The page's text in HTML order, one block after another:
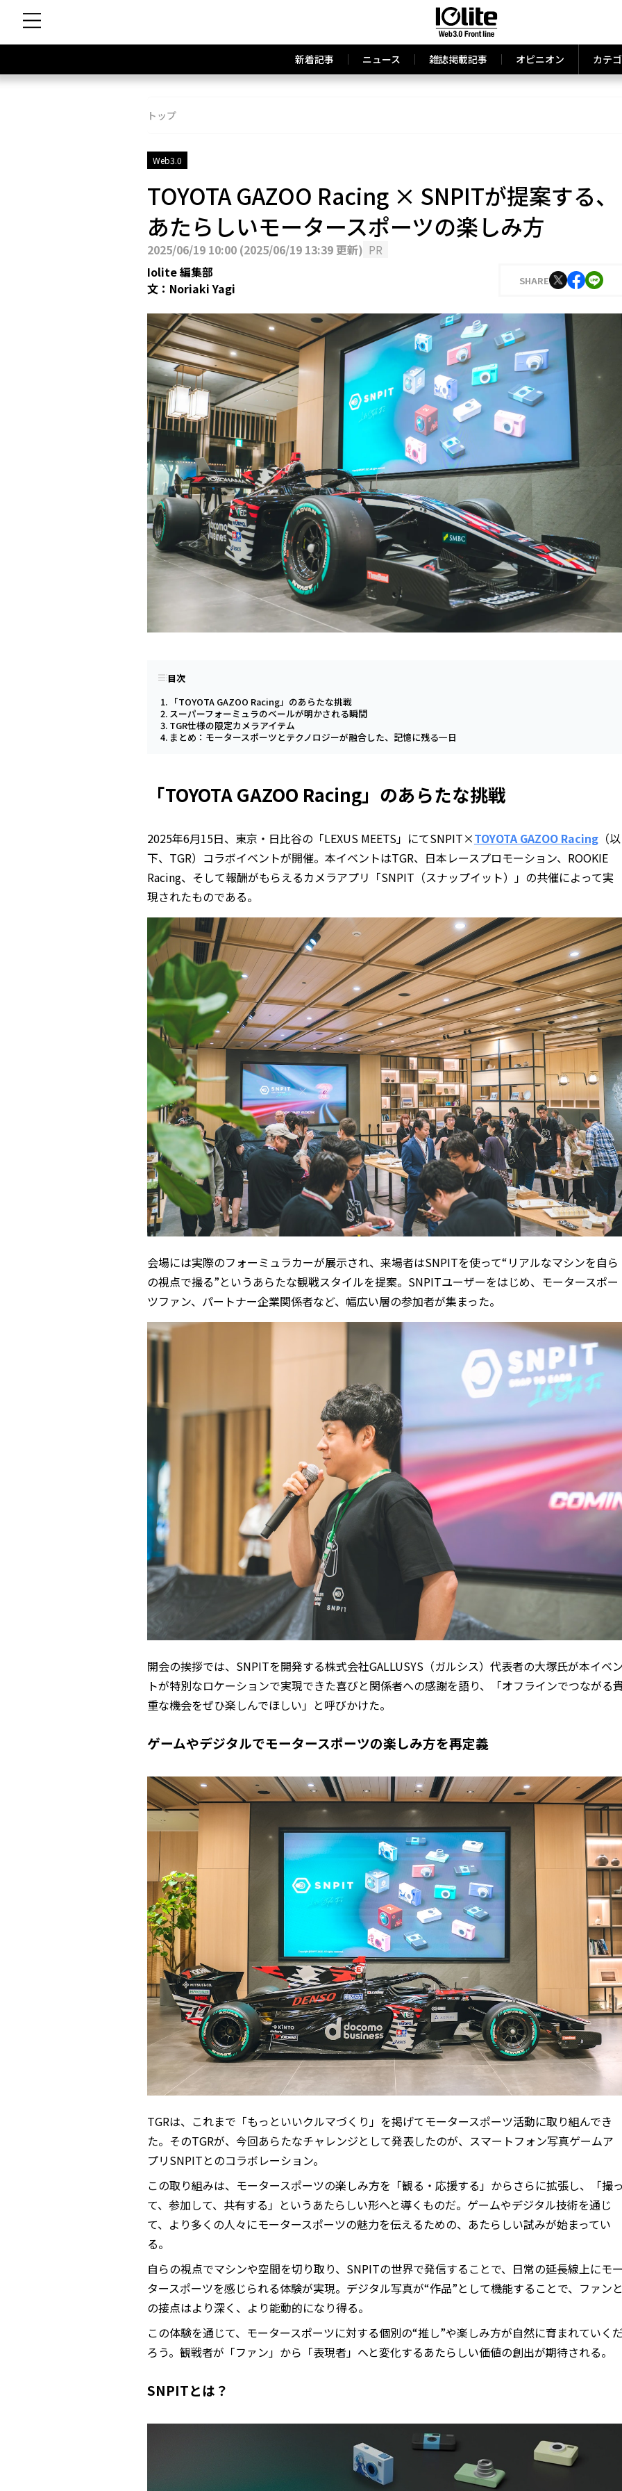
新着記事 ニュース 雑誌掲載記事 オピニオン カテ
トップ
Web3.0
TOYOTA GAZOO Racing × SNPITが提案する、
あたらしいモータースポーツの楽しみ方
2025/06/19 10:00(2025/06/19 13:39 更新) PR
Iolite 編集部
文： Noriaki Yagi SHARE
目次
「TOYOTA GAZOO Racing」のあらたな挑戦
スーパーフォーミュラのベールが明かされる瞬間
TGR仕様の限定カメラアイテム
まとめ：モータースポーツとテクノロジーが融合した、記憶に残る一日
「TOYOTA GAZOO Racing」のあらたな挑戦
2025年6月15日、東京・日比谷の「LEXUS MEETS」にてSNPIT×TOYOTA GAZOO Racing（以
下、TGR）コラボイベントが開催。本イベントはTGR、日本レースプロモーション、ROOKIE
Racing、そして報酬がもらえるカメラアプリ「SNPIT（スナップイット）」の共催によって実
現されたものである。
会場には実際のフォーミュラカーが展示され、来場者はSNPITを使って“リアルなマシンを自ら
の視点で撮る”というあらたな観戦スタイルを提案。SNPITユーザーをはじめ、モータースポー
ツファン、パートナー企業関係者など、幅広い層の参加者が集まった。
開会の挨拶では、SNPITを開発する株式会社GALLUSYS（ガルシス）代表者の大塚氏が本イベ
トが特別なロケーションで実現できた喜びと関係者への感謝を語り、「オフラインでつながる
重な機会をぜひ楽しんでほしい」と呼びかけた。
ゲームやデジタルでモータースポーツの楽しみ方を再定義
TGRは、これまで「もっといいクルマづくり」を掲げてモータースポーツ活動に取り組んでき
た。そのTGRが、今回あらたなチャレンジとして発表したのが、スマートフォン写真ゲームア
プリSNPITとのコラボレーション。
この取り組みは、モータースポーツの楽しみ方を「観る・応援する」からさらに拡張し、「撮
て、参加して、共有する」というあたらしい形へと導くものだ。ゲームやデジタル技術を通じ
て、より多くの人々にモータースポーツの魅力を伝えるための、あたらしい試みが始まってい
る。
自らの視点でマシンや空間を切り取り、SNPITの世界で発信することで、日常の延長線上にモ
タースポーツを感じられる体験が実現。デジタル写真が“作品”として機能することで、ファン
の接点はより深く、より能動的になり得る。
この体験を通じて、モータースポーツに対する個別の“推し”や楽しみ方が自然に育まれていく
ろう。観戦者が「ファン」から「表現者」へと変化するあたらしい価値の創出が期待される。
SNPITとは？